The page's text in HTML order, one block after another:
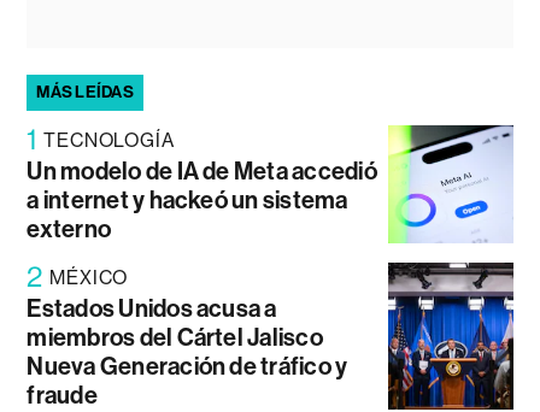
MÁS LEÍDAS
1 TECNOLOGÍA
Un modelo de IA de Meta accedió
a internet y hackeó un sistema
externo
2 MÉXICO
Estados Unidos acusa a
miembros del Cártel Jalisco
Nueva Generación de tráfico y
fraude